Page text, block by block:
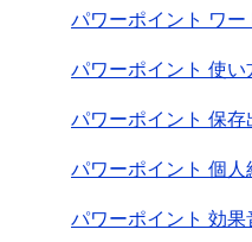
パワーポイント ワー
パワーポイント 使い
パワーポイント 保存
パワーポイント 個
パワーポイント 効果